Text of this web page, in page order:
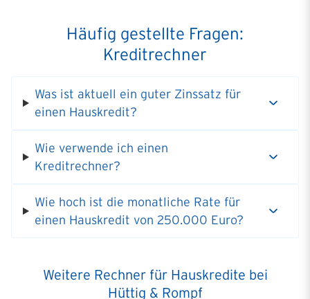
Häufig gestellte Fragen:
Kreditrechner
Was ist aktuell ein guter Zinssatz für
einen Hauskredit?
Wie verwende ich einen
Kreditrechner?
Wie hoch ist die monatliche Rate für
einen Hauskredit von 250.000 Euro?
Weitere Rechner für Hauskredite bei
Hüttig & Rompf